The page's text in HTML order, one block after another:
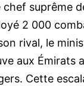
suprême
2 000
rival, le
aux Émirats
Cette